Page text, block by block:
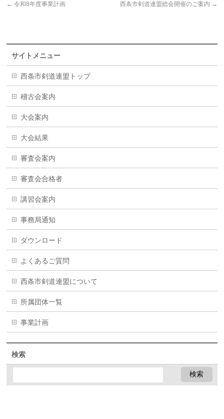
← 令和8年度事業計画 西条市剣道連盟総会開催のご案内 →
サイトメニュー
西条市剣道連盟トップ
稽古会案内
大会案内
大会結果
審査会案内
審査会合格者
講習会案内
事務局通知
ダウンロード
よくあるご質問
西条市剣道連盟について
所属団体一覧
事業計画
検索